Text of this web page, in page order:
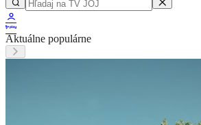
Aktuálne populárne